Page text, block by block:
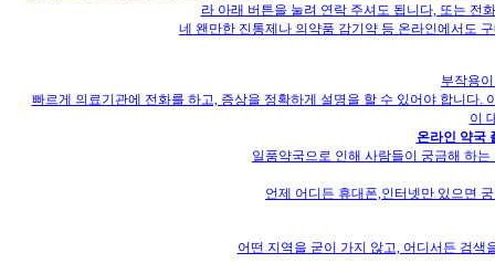
라 아래 버튼을 눌려 연락 주셔도 됩니다, 또는 전
네 왠만한 진통제나 의약품 감기약 등 온라인에서도
부작용
빠르게 의료기관에 전화를 하고, 증상을 정확하게 설명을 할 수 있어야 합니다
이
온라인 약국
일품약국으로 인해 사람들이 궁금해 하
언제 어디든 휴대폰,인터넷만 있으면
어떤 지역을 굳이 가지 않고, 어디서든 검색